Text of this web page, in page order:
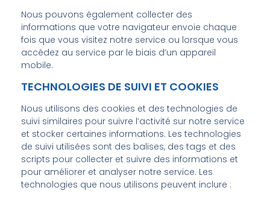
Nous pouvons également collecter des
informations que votre navigateur envoie chaque
fois que vous visitez notre service ou lorsque vous
accédez au service par le biais d’un appareil
mobile.
TECHNOLOGIES DE SUIVI ET COOKIES
Nous utilisons des cookies et des technologies de
suivi similaires pour suivre l’activité sur notre service
et stocker certaines informations. Les technologies
de suivi utilisées sont des balises, des tags et des
scripts pour collecter et suivre des informations et
pour améliorer et analyser notre service. Les
technologies que nous utilisons peuvent inclure :